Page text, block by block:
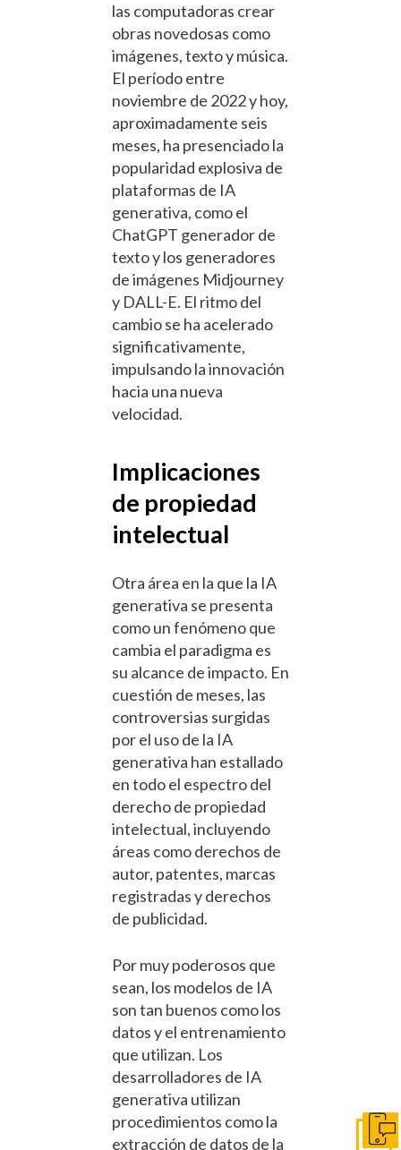
las computadoras crear
obras novedosas como
imágenes, texto y música.
El período entre
noviembre de 2022 y hoy,
aproximadamente seis
meses, ha presenciado la
popularidad explosiva de
plataformas de IA
generativa, como el
ChatGPT generador de
texto y los generadores
de imágenes Midjourney
y DALL-E. El ritmo del
cambio se ha acelerado
significativamente,
impulsando la innovación
hacia una nueva
velocidad.
Implicaciones
de propiedad
intelectual
Otra área en la que la IA
generativa se presenta
como un fenómeno que
cambia el paradigma es
su alcance de impacto. En
cuestión de meses, las
controversias surgidas
por el uso de la IA
generativa han estallado
en todo el espectro del
derecho de propiedad
intelectual, incluyendo
áreas como derechos de
autor, patentes, marcas
registradas y derechos
de publicidad.
Por muy poderosos que
sean, los modelos de IA
son tan buenos como los
datos y el entrenamiento
que utilizan. Los
desarrolladores de IA
generativa utilizan
procedimientos como la
extracción de datos de la